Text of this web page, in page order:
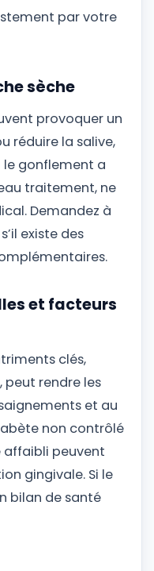
par votre
sèche
provoquer un
réduire la salive,
le gonflement a
traitement, ne
Demandez à
existe des
et facteurs
clés,
rendre les
et au
non contrôlé
peuvent
gingivale. Si le
bilan de santé